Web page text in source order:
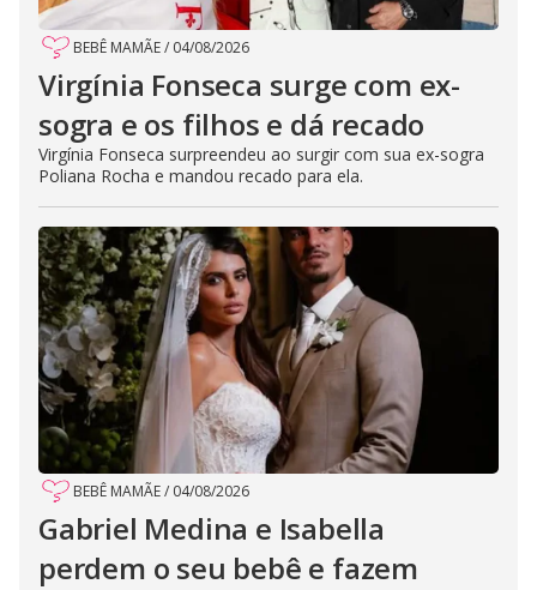
BEBÊ MAMÃE/ 04/08/2026
Virgínia Fonseca surge com ex-
sogra e os filhos e dá recado
Virgínia Fonseca surpreendeu ao surgir com sua ex-sogra
Poliana Rocha e mandou recado para ela.
BEBÊ MAMÃE/ 04/08/2026
Gabriel Medina e Isabella
perdem o seu bebê e fazem